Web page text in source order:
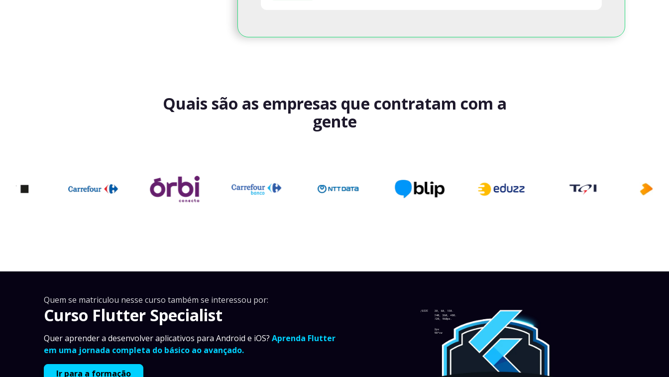
Quais são as empresas que contratam com a
gente
Quem se matriculou nesse curso também se interessou por:
Curso Flutter Specialist
Quer aprender a desenvolver aplicativos para Android e iOS? Aprenda Flutter
em uma jornada completa do básico ao avançado.
Ir para a formação